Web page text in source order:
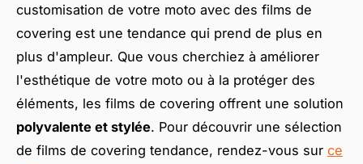
customisation de votre moto avec des films de
covering est une tendance qui prend de plus en
plus d'ampleur. Que vous cherchiez à améliorer
l'esthétique de votre moto ou à la protéger des
éléments, les films de covering offrent une solution
polyvalente et stylée. Pour découvrir une sélection
de films de covering tendance, rendez-vous sur ce